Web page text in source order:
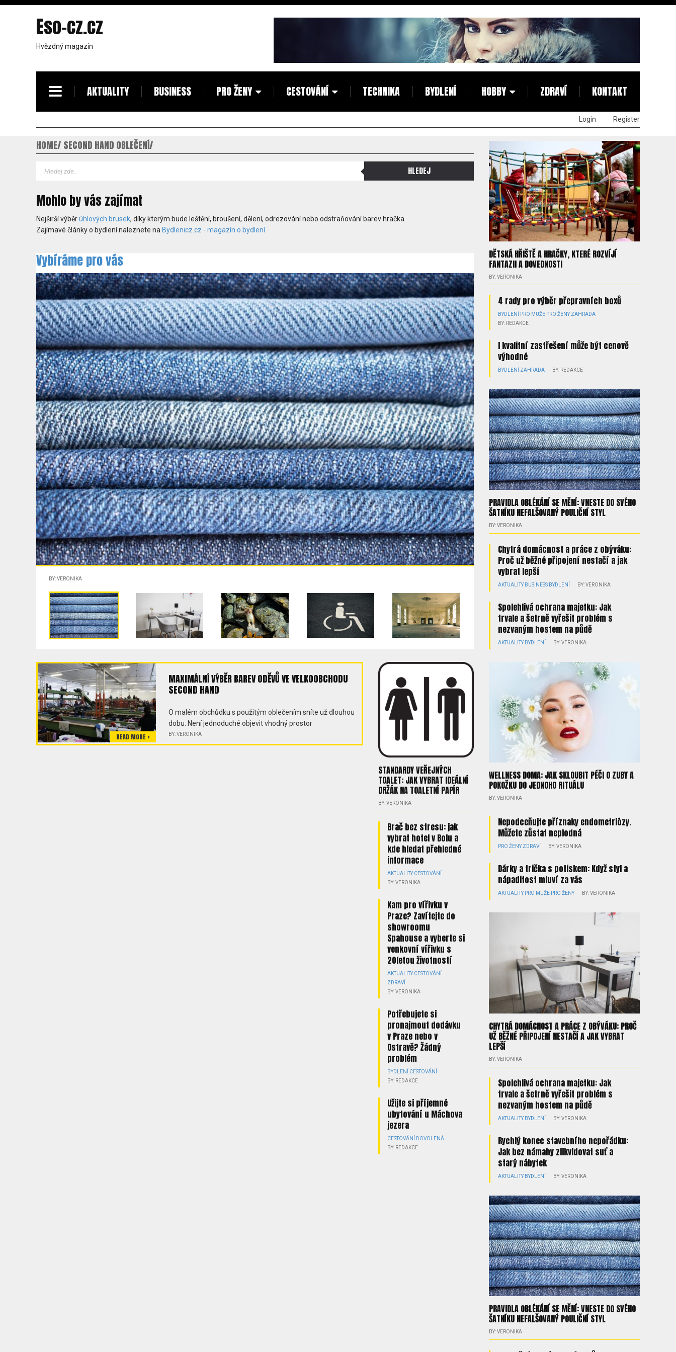
Eso-cz.cz
Hvězdný magazín
AKTUALITY BUSINESS PRO ŽENY CESTOVÁNÍ TECHNIKA BYDLENÍ HOBBY ZDRAVÍ KONTAKT
Login Register
HOME SECOND HAND OBLEČENÍ
Mohlo by vás zajímat
Nejširší výběrúhlových brusek, díky kterým bude leštění, broušení, dělení, odrezování nebo odstraňování barev hračka.
Zajímavé články o bydlení naleznete na Bydlenicz.cz - magazín o bydlení
Vybíráme pro vás
BY: VERONIKA
READ MORE >
MAXIMÁLNÍ VÝBĚR BAREV ODĚVŮ VE VELKOOBCHODU
SECOND HAND
O malém obchůdku s použitým oblečením sníte už dlouhou
dobu. Není jednoduché objevit vhodný prostor
BY: VERONIKA
STANDARDY VEŘEJNÝCH
TOALET: JAK VYBRAT IDEÁLNÍ
DRŽÁK NA TOALETNÍ PAPÍR
BY: VERONIKA
Brač bez stresu: jak
vybrat hotel v Bolu a
kde hledat přehledné
informace
AKTUALITY CESTOVÁNÍ
BY: VERONIKA
Kam pro vířivku v
Praze? Zavítejte do
showroomu
Spahouse a vyberte si
venkovní vířivku s
20letou životností
AKTUALITY CESTOVÁNÍ
ZDRAVÍ
BY: VERONIKA
Potřebujete si
pronajmout dodávku
v Praze nebo v
Ostravě? Žádný
problém
BYDLENÍ
CESTOVÁNÍ
BY: REDAKCE
Užijte si příjemné
ubytování u Máchova
jezera
CESTOVÁNÍ
DOVOLENÁ
BY: REDAKCE
DĚTSKÁ HŘIŠTĚ A HRAČKY, KTERÉ ROZVÍJÍ
FANTAZII A DOVEDNOSTI
BY: VERONIKA
4 rady pro výběr přepravních boxů
BYDLENÍ PRO MUŽE PRO ŽENY ZAHRADA
BY: REDAKCE
I kvalitní zastřešení může být cenově
výhodné
BYDLENÍ ZAHRADA BY: REDAKCE
PRAVIDLA OBLÉKÁNÍ SE MĚNÍ: VNESTE DO SVÉHO
ŠATNÍKU NEFALŠOVANÝ POULIČNÍ STYL
BY: VERONIKA
Chytrá domácnost a práce z obýváku:
Proč už běžné připojení nestačí a jak
vybrat lepší
AKTUALITY BUSINESS BYDLENÍ BY: VERONIKA
Spolehlivá ochrana majetku: Jak
trvale a šetrně vyřešit problém s
nezvaným hostem na půdě
AKTUALITY BYDLENÍ BY: VERONIKA
WELLNESS DOMA: JAK SKLOUBIT PÉČI O ZUBY A
POKOŽKU DO JEDNOHO RITUÁLU
BY: VERONIKA
Nepodceňujte příznaky endometriózy.
Můžete zůstat neplodná
PRO ŽENY ZDRAVÍ BY: VERONIKA
Dárky a trička s potiskem: Když styl a
nápaditost mluví za vás
AKTUALITY PRO MUŽE PRO ŽENY BY: VERONIKA
CHYTRÁ DOMÁCNOST A PRÁCE Z OBÝVÁKU: PROČ
UŽ BĚŽNÉ PŘIPOJENÍ NESTAČÍ A JAK VYBRAT
LEPŠÍ
BY: VERONIKA
Spolehlivá ochrana majetku: Jak
trvale a šetrně vyřešit problém s
nezvaným hostem na půdě
AKTUALITY BYDLENÍ BY: VERONIKA
Rychlý konec stavebního nepořádku:
Jak bez námahy zlikvidovat suť a
starý nábytek
AKTUALITY BYDLENÍ BY: VERONIKA
PRAVIDLA OBLÉKÁNÍ SE MĚNÍ: VNESTE DO SVÉHO
ŠATNÍKU NEFALŠOVANÝ POULIČNÍ STYL
BY: VERONIKA